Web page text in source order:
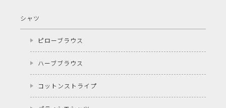
シャツ
ピローブラウス
ハーブブラウス
コットンストライプ